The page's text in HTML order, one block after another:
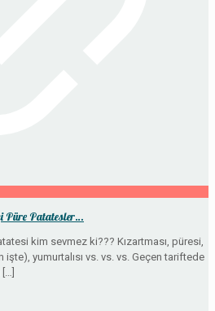
Püre Patatesler…
kim sevmez ki??? Kızartması, püresi,
yumurtalısı vs. vs. vs. Geçen tariftede
[…]